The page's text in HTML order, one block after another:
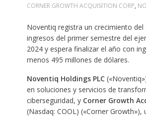
CORNER GROWTH ACQUISITION CORP,
Noventiq registra un crecimiento del
ingresos del primer semestre del
2024 y espera finalizar el año con
menos 495 millones de dólares.
Noventiq Holdings PLC
en soluciones y servicios de
ciberseguridad, y Corner Growth
(Nasdaq: COOL) («Corner Growth»),